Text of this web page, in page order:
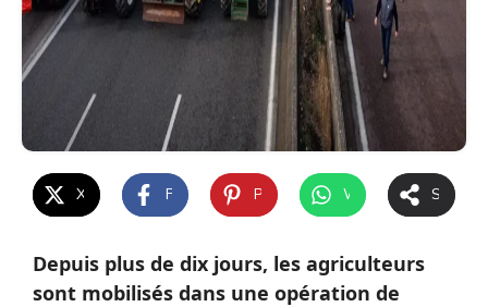
WhatsApp
Depuis plus de dix jours, les agriculteurs
sont mobilisés dans une opération de